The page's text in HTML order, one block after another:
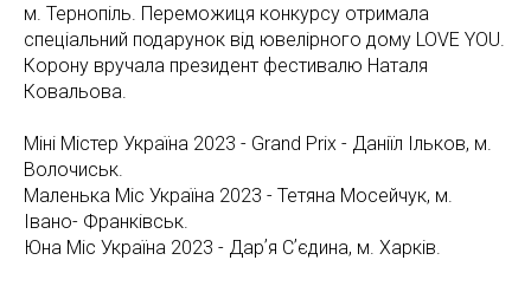
м. Тернопіль. Переможиця конкурсу отримала
спеціальний подарунок від ювелірного дому LOVE YOU.
Корону вручала президент фестивалю Наталя
Ковальова.
Міні Містер Україна 2023 - Grand Prix - Даніїл Ільков, м.
Волочиськ.
Маленька Міс Україна 2023 - Тетяна Мосейчук, м.
Івано- Франківськ.
Юна Міс Україна 2023 - Дарʼя Сʼєдина, м. Харків.